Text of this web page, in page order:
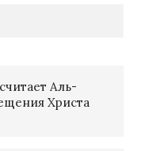
Аль-
Христа